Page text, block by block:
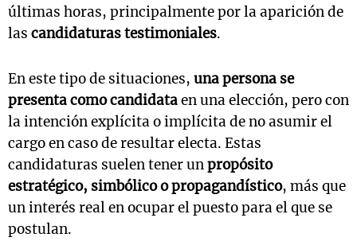
últimas horas, principalmente por la aparición de
las candidaturas testimoniales.
En este tipo de situaciones, una persona se
presenta como candidataen una elección, pero con
la intención explícita o implícita de no asumir el
cargo en caso de resultar electa. Estas
candidaturas suelen tener unpropósito
estratégico, simbólico o propagandístico, más que
un interés real en ocupar el puesto para el que se
postulan.